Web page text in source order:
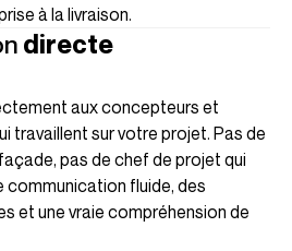
à la livraison.
directe
aux concepteurs et
travaillent sur votre projet. Pas de
pas de chef de projet qui
fluide, des
et une vraie compréhension de